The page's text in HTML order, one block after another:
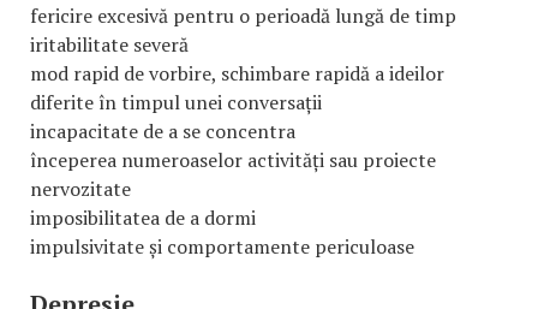
fericire excesivă pentru o perioadă lungă de timp
iritabilitate severă
mod rapid de vorbire, schimbare rapidă a ideilor
diferite în timpul unei conversații
incapacitate de a se concentra
începerea numeroaselor activități sau proiecte
nervozitate
imposibilitatea de a dormi
impulsivitate și comportamente periculoase